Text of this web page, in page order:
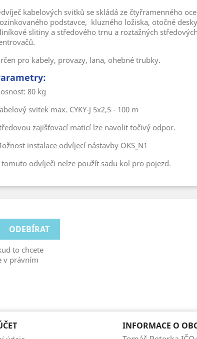
kabelových svitků se skládá ze čtyřramenného
podstavce, kluzného ložiska, otočné
slitiny a středového trnu a roztažných
pro kabely, provazy, lana, ohebné trubky.
80 kg
svitek max. CYKY-J 5x2,5 - 100 m
zajišťovací maticí lze navolit točivý odpor.
instalace odvíjecí nástavby OKS_N1
tomuto odvíječi nelze použít sadu kol pro pojezd.
to chcete
v právním
INFORMACE O